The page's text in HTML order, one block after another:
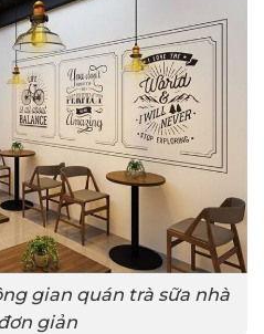
gian quán trà sữa nhà
giản